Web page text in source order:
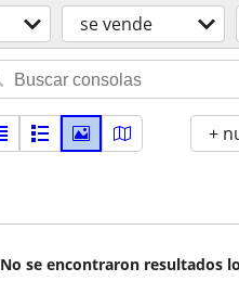
se vende
+
No se encontraron resultados